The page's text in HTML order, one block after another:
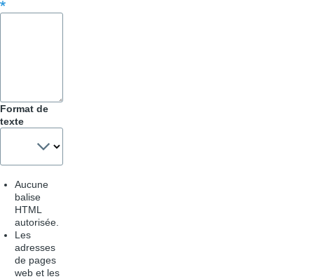
Format de
texte
Aucune
balise
HTML
autorisée.
Les
adresses
de pages
web et les